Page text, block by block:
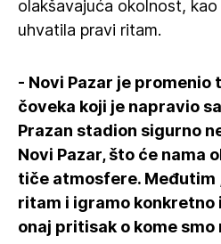
olakšavajuća okolnost,
uhvatila pravi ritam.
- Novi Pazar je promenio
čoveka koji je napravio
Prazan stadion sigurno
Novi Pazar, što će nama
tiče atmosfere. Međutim
ritam i igramo konkretno
onaj pritisak o kome